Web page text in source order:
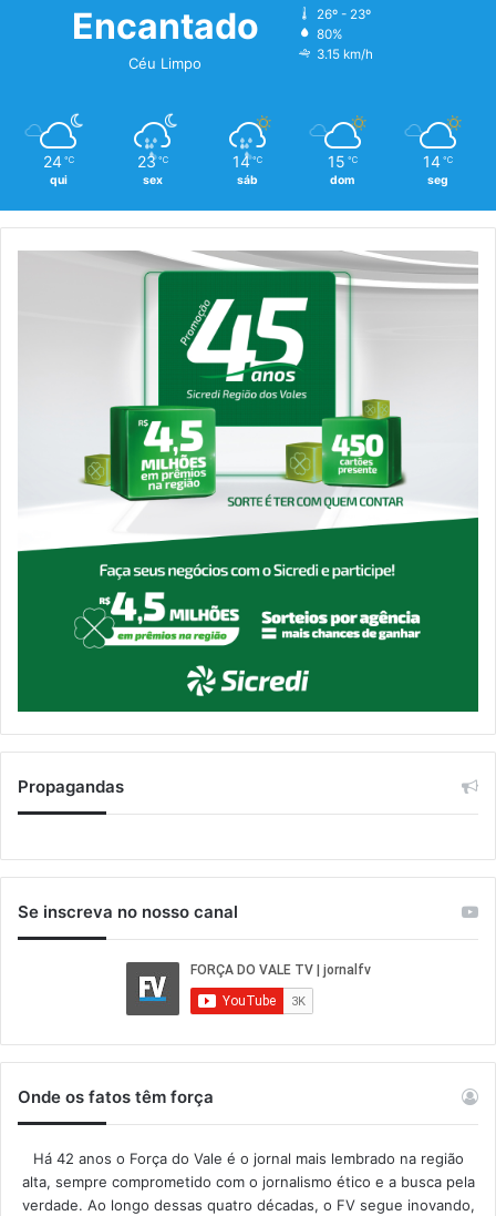
Encantado
Céu Limpo
26º - 23º
80%
3.15 km/h
24 ℃
qui
23 ℃
sex
14 ℃
sáb
15 ℃
dom
14 ℃
seg
Propagandas
Se inscreva no nosso canal
Onde os fatos têm força
Há 42 anos o Força do Vale é o jornal mais lembrado na região
alta, sempre comprometido com o jornalismo ético e a busca pela
verdade. Ao longo dessas quatro décadas, o FV segue inovando,